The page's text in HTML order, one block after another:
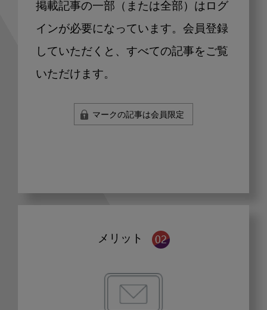
掲載記事の一部（または全部）はログ
インが必要になっています。会員登録
していただくと、すべての記事をご覧
いただけます。
マークの記事は会員限定
メリット